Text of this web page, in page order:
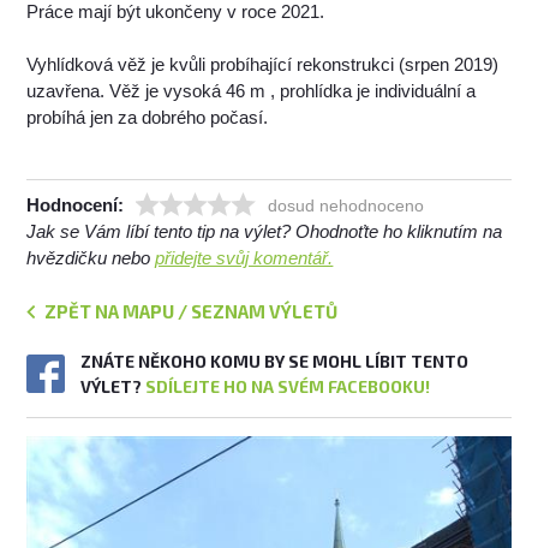
Práce mají být ukončeny v roce 2021.
Vyhlídková věž je kvůli probíhající rekonstrukci (srpen 2019)
uzavřena. Věž je vysoká 46 m , prohlídka je individuální a
probíhá jen za dobrého počasí.
Hodnocení: dosud nehodnoceno
Jak se Vám líbí tento tip na výlet? Ohodnoťte ho kliknutím na
hvězdičku nebopřidejte svůj komentář.
ZPĚT NA MAPU / SEZNAM VÝLETŮ
ZNÁTE NĚKOHO KOMU BY SE MOHL LÍBIT TENTO
VÝLET? SDÍLEJTE HO NA SVÉM FACEBOOKU!